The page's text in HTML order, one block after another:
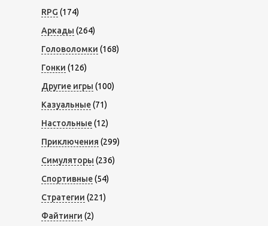
RPG (174)
Аркады (264)
Головоломки (168)
Гонки (126)
Другие игры (100)
Казуальные(71)
Настольные(12)
Приключения (299)
Симуляторы (236)
Спортивные(54)
Стратегии (221)
Файтинги (2)